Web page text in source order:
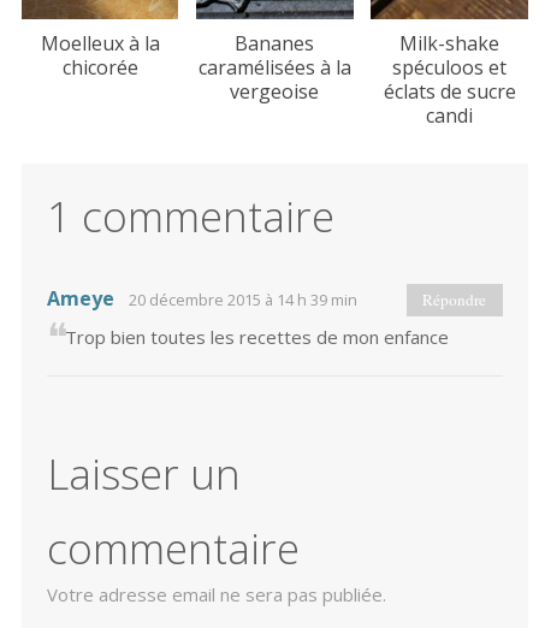
Moelleux à la
chicorée
Bananes
caramélisées à la
vergeoise
Milk-shake
spéculoos et
éclats de sucre
candi
1 commentaire
Ameye 20 décembre 2015 à 14 h 39 min
Trop bien toutes les recettes de mon enfance
Répondre
Laisser un
commentaire
Votre adresse email ne sera pas publiée.